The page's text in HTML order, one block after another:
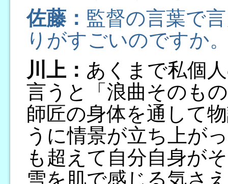
佐藤： 監督の言葉で
りがすごいのですか
川上： あくまで私個
言うと「浪曲そのも
師匠の身体を通して
うに情景が立ち上が
も超えて自分自身が
雪を肌で感じる気さ